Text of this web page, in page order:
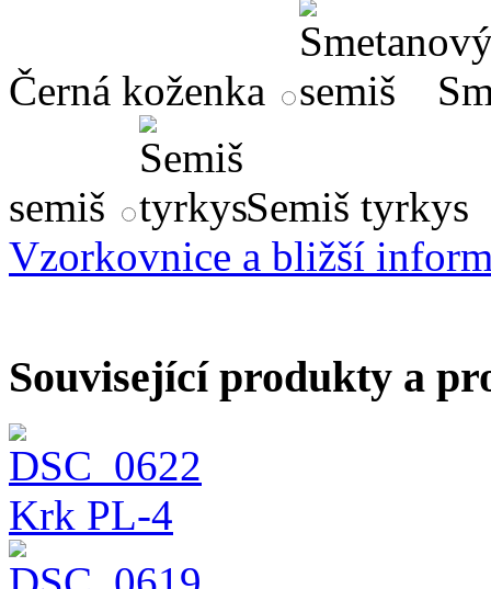
Černá koženka
semiš
Semiš tyrkys
Vzorkovnice a bližší
Související produkty a
Krk PL-4